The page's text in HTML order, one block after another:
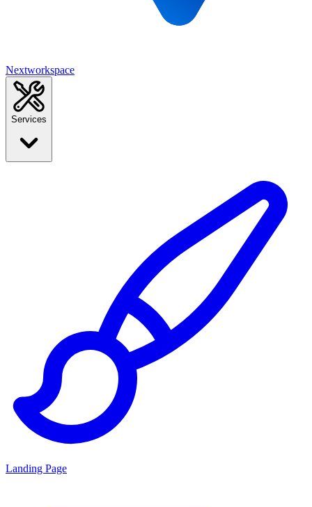
Nextworkspace
Services
Landing Page